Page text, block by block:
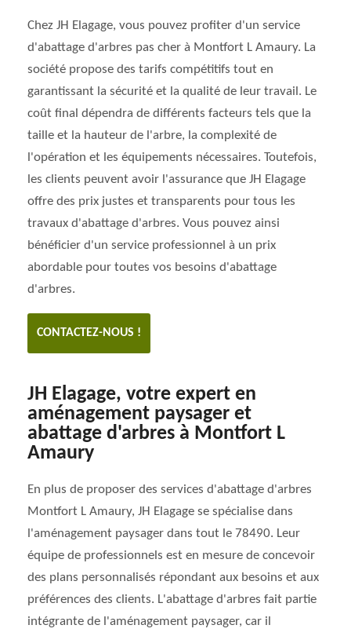
Chez JH Elagage, vous pouvez profiter d'un service
d'abattage d'arbres pas cher à Montfort L Amaury. La
société propose des tarifs compétitifs tout en
garantissant la sécurité et la qualité de leur travail. Le
coût final dépendra de différents facteurs tels que la
taille et la hauteur de l'arbre, la complexité de
l'opération et les équipements nécessaires. Toutefois,
les clients peuvent avoir l'assurance que JH Elagage
offre des prix justes et transparents pour tous les
travaux d'abattage d'arbres. Vous pouvez ainsi
bénéficier d'un service professionnel à un prix
abordable pour toutes vos besoins d'abattage
d'arbres.
CONTACTEZ-NOUS !
JH Elagage, votre expert en
aménagement paysager et
abattage d'arbres à Montfort L
Amaury
En plus de proposer des services d'abattage d'arbres
Montfort L Amaury, JH Elagage se spécialise dans
l'aménagement paysager dans tout le 78490. Leur
équipe de professionnels est en mesure de concevoir
des plans personnalisés répondant aux besoins et aux
préférences des clients. L'abattage d'arbres fait partie
intégrante de l'aménagement paysager, car il